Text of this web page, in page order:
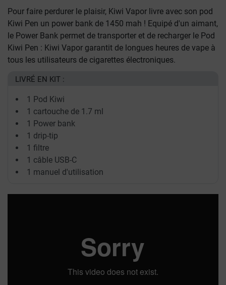
Pour faire perdurer le plaisir, Kiwi Vapor livre avec son pod
Kiwi Pen un power bank de 1450 mah ! Equipé d'un aimant,
le Power Bank permet de transporter et de recharger le Pod
Kiwi Pen : Kiwi Vapor garantit de longues heures de vape à
tous les utilisateurs de cigarettes électroniques.
LIVRÉ EN KIT :
1 Pod Kiwi
1 cartouche de 1.7 ml
1 Power bank
1 drip-tip
1 filtre
1 câble USB-C
1 manuel d'utilisation